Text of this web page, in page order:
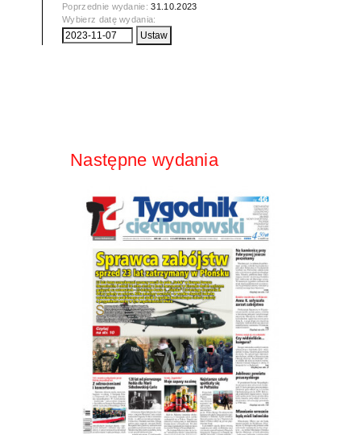
Poprzednie wydanie:31.10.2023
Wybierz datę wydania:
Następne wydania